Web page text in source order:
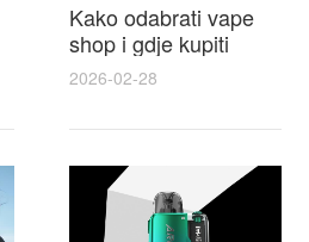
Kako odabrati vape
shop i gdje kupiti
Disposable Vapes uz
najbolje cijene
2026-02-28